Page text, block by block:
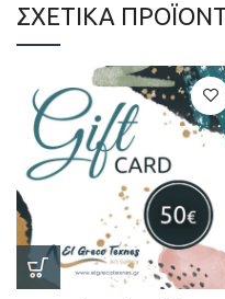
ΣΧΕΤΙΚΆ